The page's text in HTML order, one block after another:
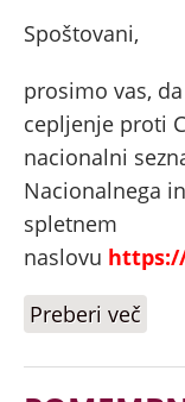
Spoštovani,
prosimo vas,
cepljenje proti
nacionalni
Nacionalnega
spletnem
naslovu
Preberi več